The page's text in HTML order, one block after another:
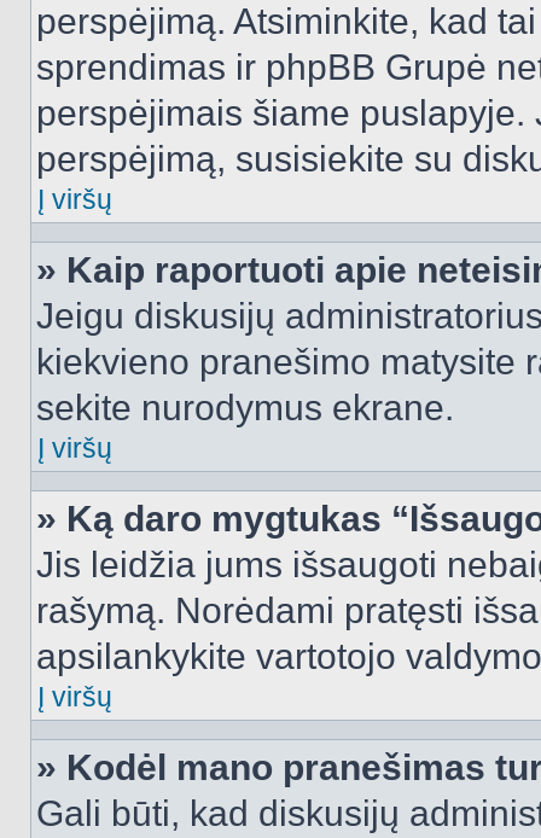
perspėjimą. Atsiminkite, kad
sprendimas ir phpBB Grupė
perspėjimais šiame
perspėjimą, susisiekite su
Į viršų
» Kaip raportuoti apie
Jeigu diskusijų
kiekvieno pranešimo matysite
sekite nurodymus ekrane.
Į viršų
» Ką daro mygtukas
Jis leidžia jums išsaugoti
rašymą. Norėdami pratęsti
apsilankykite vartotojo
Į viršų
» Kodėl mano pranešimas
Gali būti, kad diskusijų